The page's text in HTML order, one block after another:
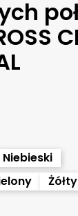
Niebieski
Żółty